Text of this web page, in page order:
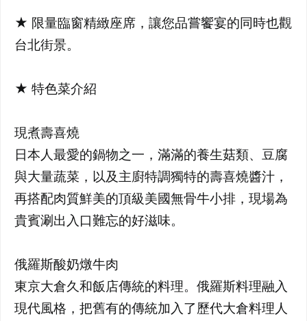
★ 限量臨窗精緻座席，讓您品嘗饗宴的同時也觀
台北街景。
★ 特色菜介紹
現煮壽喜燒
日本人最愛的鍋物之一，滿滿的養生菇類、豆腐
與大量蔬菜，以及主廚特調獨特的壽喜燒醬汁，
再搭配肉質鮮美的頂級美國無骨牛小排，現場為
貴賓涮出入口難忘的好滋味。
俄羅斯酸奶燉牛肉
東京大倉久和飯店傳統的料理。俄羅斯料理融入
現代風格，把舊有的傳統加入了歷代大倉料理人